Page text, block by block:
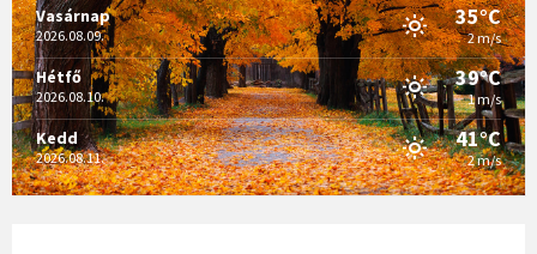
Vasárnap
2026.08.09.
35°C
2 m/s
Hétfő
2026.08.10.
39°C
1 m/s
Kedd
2026.08.11.
41°C
2 m/s